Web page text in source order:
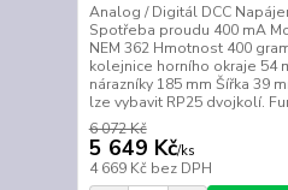
Analog / Digitál DCC
Spotřeba proudu 400 mA
NEM 362 Hmotnost 400
kolejnice horního okraje 54
nárazníky 185 mm Šířka 39
lze vybavit RP25 dvojkolí.
6 072 Kč
5 649 Kč/ks
4 669 Kč bez DPH